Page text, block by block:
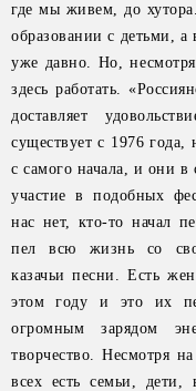
где мы живем, до
образовании с детьми, а
уже давно. Но,
здесь работать.
доставляет
существует с 1976 года,
с самого начала, и они в
участие в подобных
нас нет, кто-то начал
пел всю жизнь со
казачьи песни. Есть
этом году и это их
огромным зарядом
творчество. Несмотря
всех есть семьи, дети,